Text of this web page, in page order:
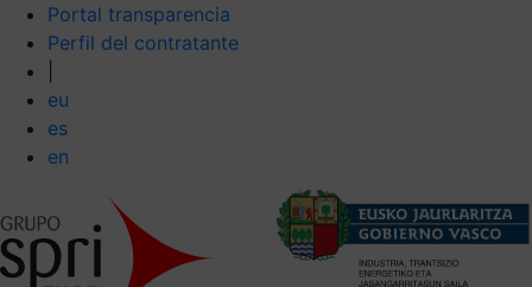
Portal transparencia
Perfil del contratante
eu
es
en